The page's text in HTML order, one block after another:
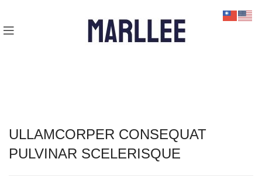
ULLAMCORPER CONSEQUAT
PULVINAR SCELERISQUE